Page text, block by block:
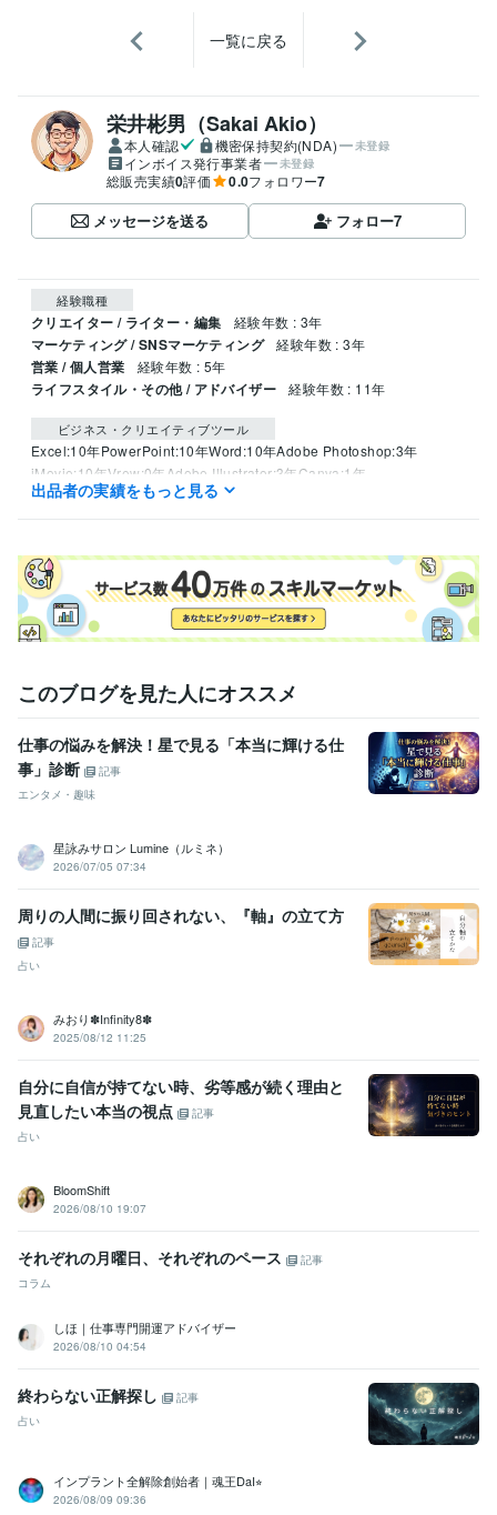
一覧に戻る
栄井彬男（Sakai Akio）
本人確認 機密保持契約(NDA) 未登録
インボイス発行事業者 未登録
総販売実績0評価 0.0フォロワー7
メッセージを送る フォロー7
経験職種
クリエイター / ライター・編集 経験年数 : 3年
マーケティング / SNSマーケティング 経験年数 : 3年
営業 / 個人営業 経験年数 : 5年
ライフスタイル・その他 / アドバイザー 経験年数 : 11年
ビジネス・クリエイティブツール
Excel:10年PowerPoint:10年Word:10年Adobe Photoshop:3年
iMovie:10年Vrew:0年 Adobe Illustrator:3年Canva:1年
Adobe InDesign:1年GarageBand:7年
出品者の実績をもっと見る
このブログを見た人にオススメ
仕事の悩みを解決！星で見る「本当に輝ける仕
事」診断
記事
エンタメ・趣味
星詠みサロン Lumine（ルミネ）
2026/07/05 07:34
周りの人間に振り回されない、『軸』の立て方
記事
占い
みおり✽Infinity8✽
2025/08/12 11:25
自分に自信が持てない時、劣等感が続く理由と
見直したい本当の視点
記事
占い
BloomShift
2026/08/10 19:07
それぞれの月曜日、それぞれのペース
記事
コラム
しほ｜仕事専門開運アドバイザー
2026/08/10 04:54
終わらない正解探し
記事
占い
インプラント全解除創始者｜魂王DaI⭐︎
2026/08/09 09:36